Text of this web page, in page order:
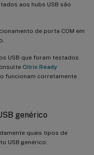
aos hubs USB são
de porta COM em
USB que foram testados
Citrix Ready
funcionam corretamente
genérico
quais tipos de
USB genérico: